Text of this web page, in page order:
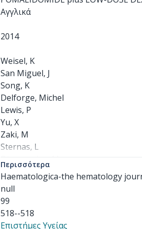
Αγγλικά
2014
Weisel, K
San Miguel, J
Song, K
Delforge, Michel
Lewis, P
Yu, X
Zaki, M
Sternas, L
Dimopoulos, M
Περισσότερα
Haematologica-the hematology
null
99
518--518
Επιστήμες Υγείας